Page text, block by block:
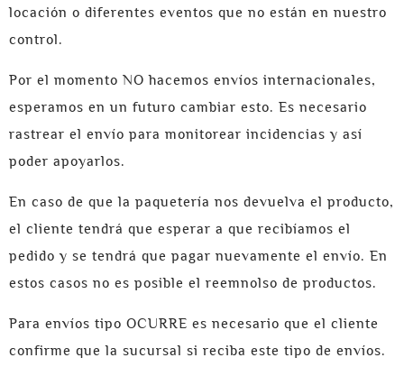
locación o diferentes eventos que no están en nuestro
control.
Por el momento NO hacemos envíos internacionales,
esperamos en un futuro cambiar esto. Es necesario
rastrear el envío para monitorear incidencias y así
poder apoyarlos.
En caso de que la paquetería nos devuelva el producto,
el cliente tendrá que esperar a que recibíamos el
pedido y se tendrá que pagar nuevamente el envío. En
estos casos no es posible el reemnolso de productos.
Para envíos tipo OCURRE es necesario que el cliente
confirme que la sucursal si reciba este tipo de envíos.